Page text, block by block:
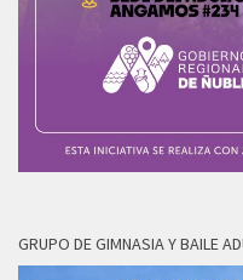
GRUPO DE GIMNASIA Y BAILE